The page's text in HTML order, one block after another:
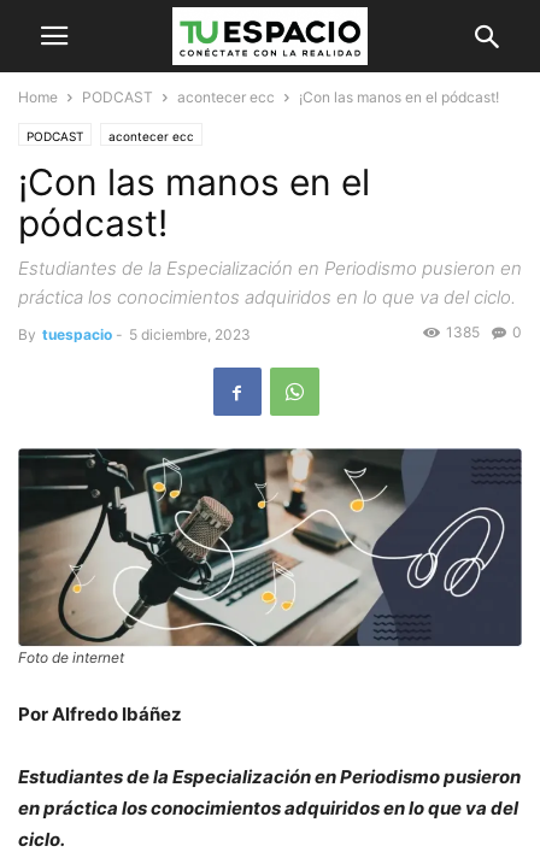
Home PODCAST acontecer ecc ¡Con las manos en el pódcast!
PODCAST acontecer ecc
¡Con las manos en el
pódcast!
Estudiantes de la Especialización en Periodismo pusieron en
práctica los conocimientos adquiridos en lo que va del ciclo.
By tuespacio - 5 diciembre, 2023 0
1385
Foto de internet
Por Alfredo Ibáñez
Estudiantes de la Especialización en Periodismo pusieron
en práctica los conocimientos adquiridos en lo que va del
ciclo.